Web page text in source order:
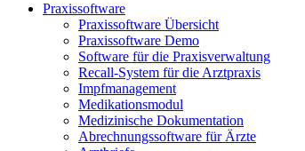
Praxissoftware
Praxissoftware Übersicht
Praxissoftware Demo
Software für die Praxisverwaltung
Recall-System für die Arztpraxis
Impfmanagement
Medikationsmodul
Medizinische Dokumentation
Abrechnungssoftware für Ärzte